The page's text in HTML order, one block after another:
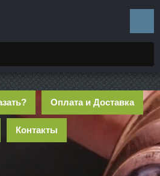
Оплата и Доставка
Контакты